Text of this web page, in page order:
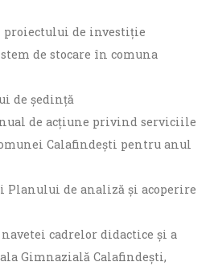
proiectului de investiție
de stocare în comuna
de şedinţă
de acțiune privind serviciile
Calafindești pentru anul
Planului de analiză şi acoperire
cadrelor didactice și a
Gimnazială Calafindești,